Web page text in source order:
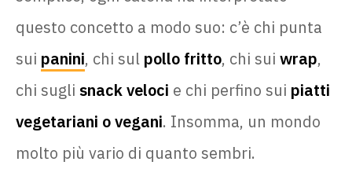
questo concetto a modo suo: c’è chi punta
sui panini, chi sul pollo fritto, chi sui wrap,
chi sugli snack veloci e chi perfino sui piatti
vegetariani o vegani. Insomma, un mondo
molto più vario di quanto sembri.